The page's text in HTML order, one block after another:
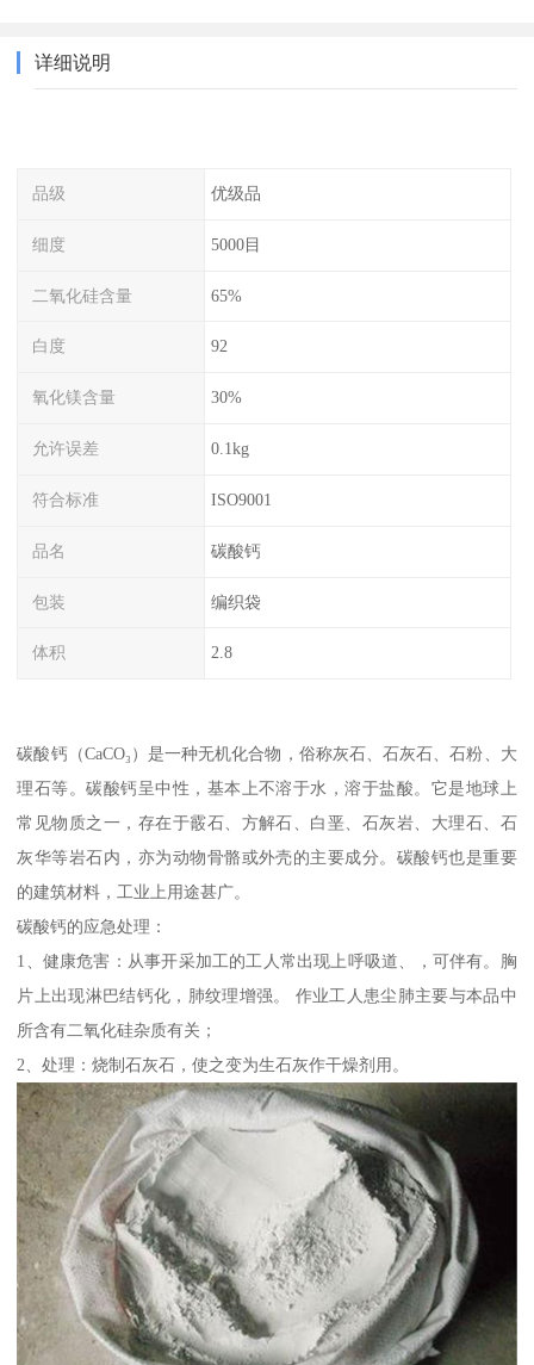
详细说明
品级 优级品
细度 5000目
二氧化硅含量 65%
白度 92
氧化镁含量 30%
允许误差 0.1kg
符合标准 ISO9001
品名 碳酸钙
包装 编织袋
体积 2.8
碳酸钙（CaCO₃）是一种无机化合物，俗称灰石、石灰石、石粉、大
理石等。碳酸钙呈中性，基本上不溶于水，溶于盐酸。它是地球上
常见物质之一，存在于霰石、方解石、白垩、石灰岩、大理石、石
灰华等岩石内，亦为动物骨骼或外壳的主要成分。碳酸钙也是重要
的建筑材料，工业上用途甚广。
碳酸钙的应急处理：
1、健康危害：从事开采加工的工人常出现上呼吸道、，可伴有。胸
片上出现淋巴结钙化，肺纹理增强。 作业工人患尘肺主要与本品中
所含有二氧化硅杂质有关；
2、处理：烧制石灰石，使之变为生石灰作干燥剂用。